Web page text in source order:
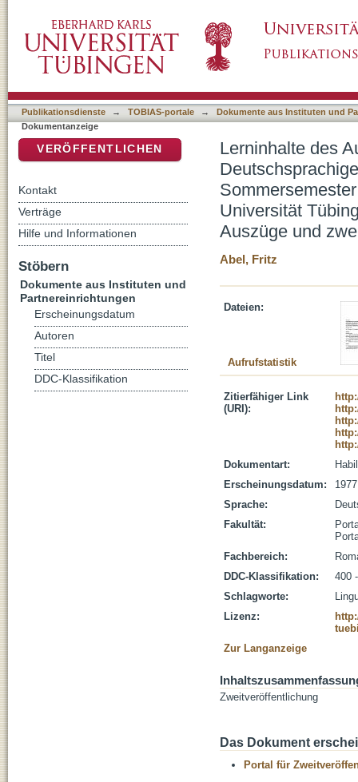
unveränderter Originaltext der im
Universität Tübingen angenommenen
Publikationsdienste → TOBIAS-portale →
Dokumente aus Instituten und
Dokumentanzeige
Lerninhalte des
Universität
Auszüge und
Abel, Fritz
Dateien:
Aufrufstatistik
Zitierfähiger Link
(URI):
Dokumentart:
Erscheinungsdatum:
1977
Sprache:
Fakultät:
Fachbereich:
DDC-Klassifikation:
400
Schlagworte:
Lizenz:
Zur Langanzeige
Zweitveröffentlichung
Das Dokument
Portal für
VERÖFFENTLICHEN
Kontakt
Verträge
Hilfe und Informationen
Stöbern
Dokumente aus Instituten und
Partnereinrichtungen
Erscheinungsdatum
Autoren
Titel
DDC-Klassifikation